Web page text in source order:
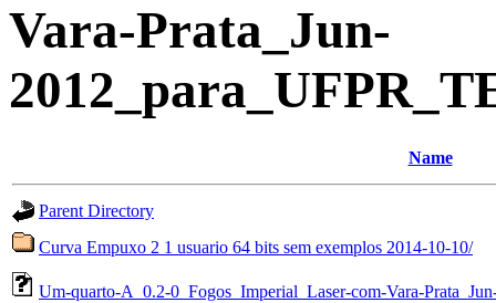
Vara-Prata_Jun-
Name
Parent Directory
Curva Empuxo 2 1 usuario 64 bits sem exemplos 2014-10-10/
Um-quarto-A_0.2-0_Fogos_Imperial_Laser-com-Vara-